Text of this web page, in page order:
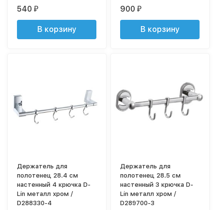
540₽
В корзину
900₽
В корзину
Держатель для
полотенец 28.4 см
настенный 4 крючка D-
Lin металл хром /
D288330-4
Держатель для
полотенец 28.5 см
настенный 3 крючка D-
Lin металл хром /
D289700-3